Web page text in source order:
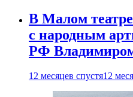
В Малом
с народным
РФ
12 месяцев спустя12